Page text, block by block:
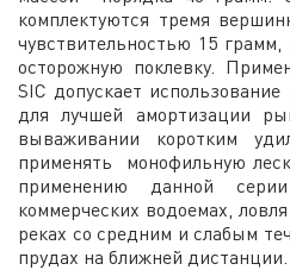
комплектуются тремя
чувствительностью 15
осторожную поклевку.
SIC допускает
для лучшей амортизации
вываживании коротким
применять монофильную
применению данной
коммерческих водоемах,
реках со средним и слабым
прудах на ближней дистанции.